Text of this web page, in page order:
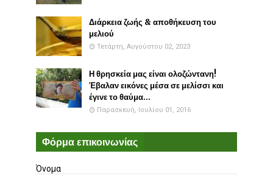
Διάρκεια ζωής & αποθήκευση του
μελιού
Τετάρτη, Αυγούστου 02, 2023
Η θρησκεία μας είναι ολοζώντανη!
Έβαλαν εικόνες μέσα σε μελίσσι και
έγινε το θαύμα...
Παρασκευή, Ιουλίου 01, 2016
Φόρμα επικοινωνίας
Όνομα